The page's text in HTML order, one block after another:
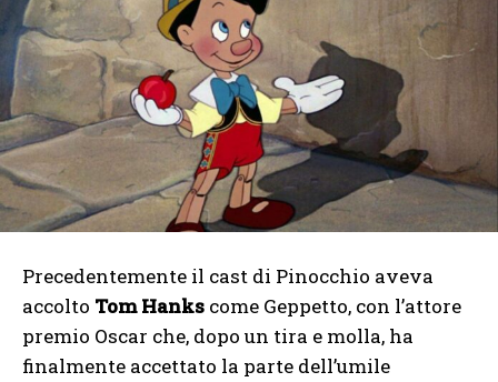
Precedentemente il cast di Pinocchio aveva
accolto Tom Hanks come Geppetto, con l’attore
premio Oscar che, dopo un tira e molla, ha
finalmente accettato la parte dell’umile